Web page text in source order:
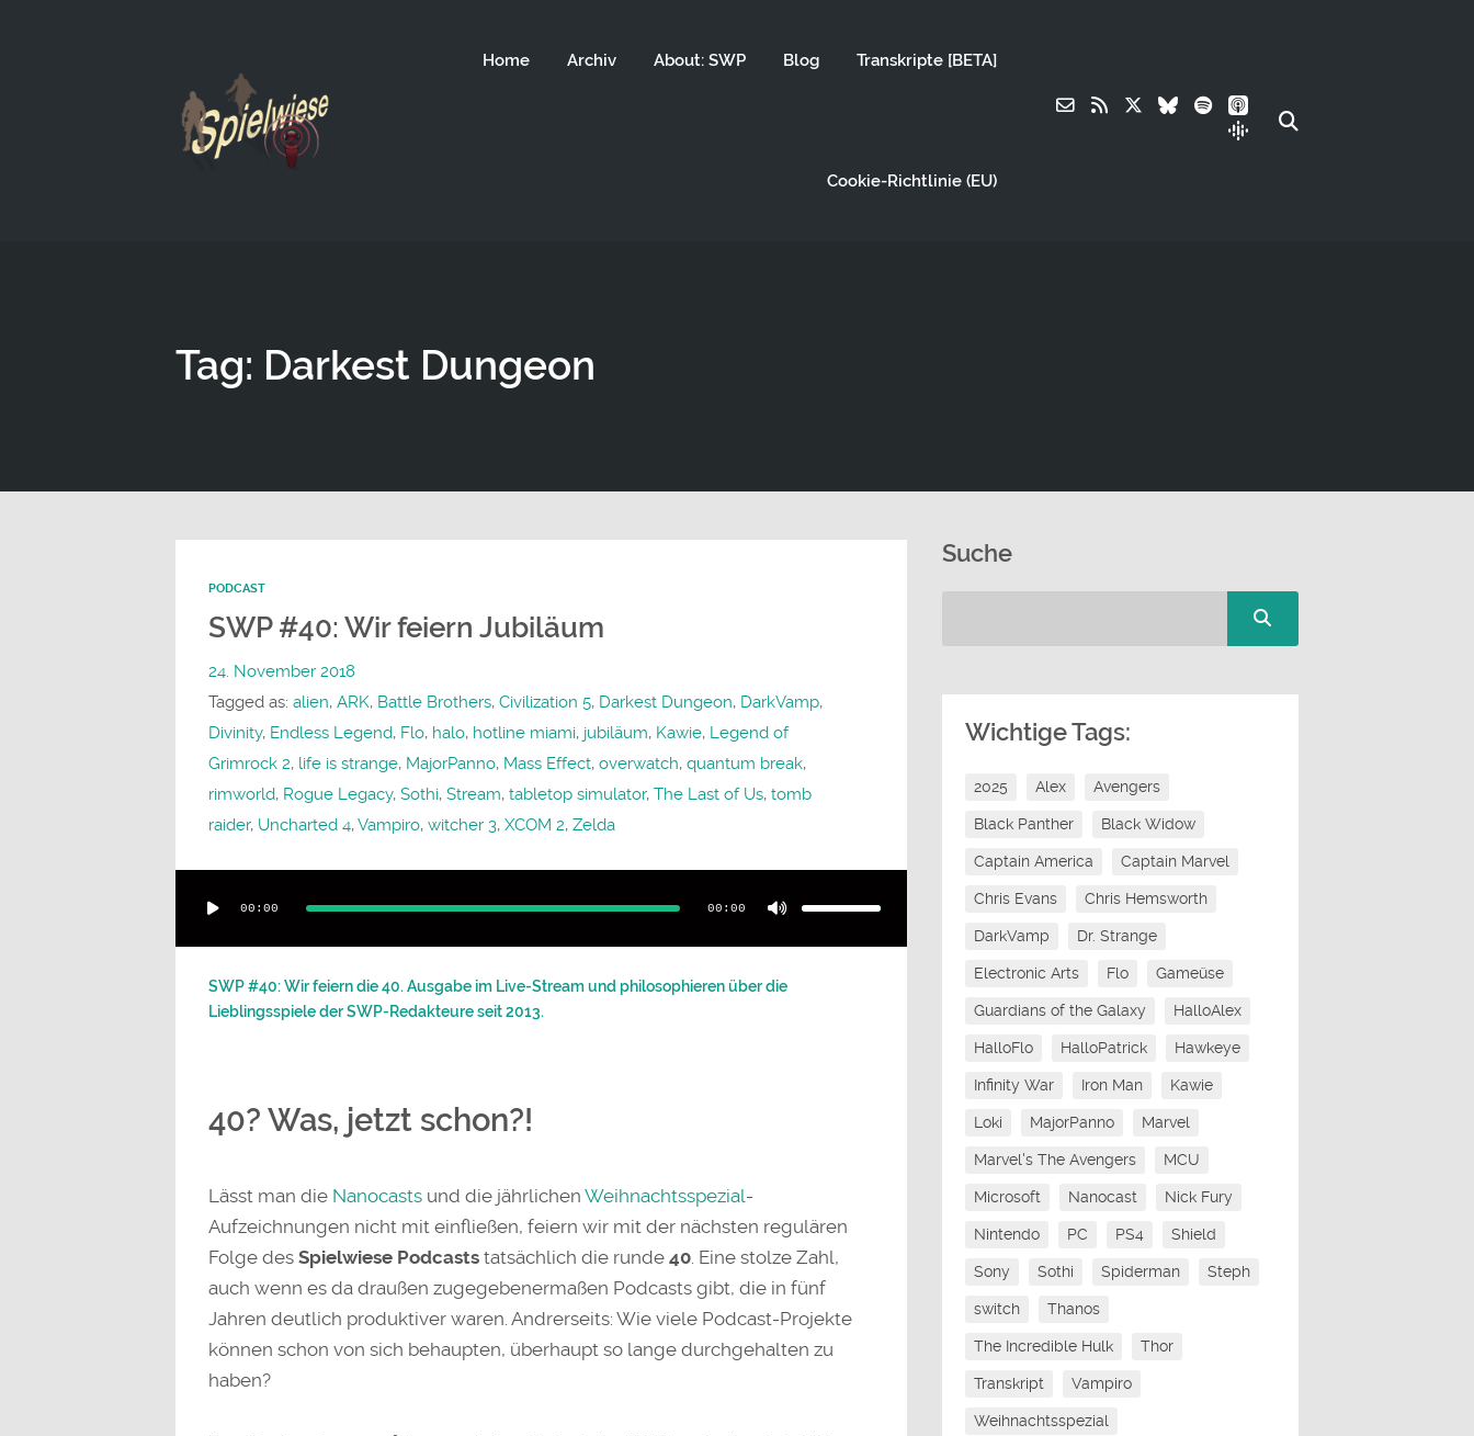
Home Archiv About: SWP Blog Transkripte [BETA]
Cookie-Richtlinie (EU)
Tag: Darkest Dungeon
PODCAST
SWP #40: Wir feiern Jubiläum
24. November 2018
Tagged as: alien, ARK, Battle Brothers, Civilization 5, Darkest Dungeon, DarkVamp,
Divinity, Endless Legend, Flo, halo, hotline miami, jubiläum, Kawie, Legend of
Grimrock 2, life is strange, MajorPanno, Mass Effect, overwatch, quantum break,
rimworld, Rogue Legacy, Sothi, Stream, tabletop simulator, The Last of Us, tomb
raider, Uncharted 4,Vampiro, witcher 3, XCOM 2, Zelda
Player
00:00 00:00
Pfeiltasten
um
zu
SWP #40: Wir feiern die 40. Ausgabe im Live-Stream und philosophieren über die
Lieblingsspiele der SWP-Redakteure seit 2013.
40? Was, jetzt schon?!
Lässt man die Nanocastsund die jährlichen Weihnachtsspezial-
Aufzeichnungen nicht mit einfließen, feiern wir mit der nächsten regulären
Folge des Spielwiese Podcaststatsächlich die runde 40. Eine stolze Zahl,
auch wenn es da draußen zugegebenermaßen Podcasts gibt, die in fünf
Jahren deutlich produktiver waren. Andrerseits: Wie viele Podcast-Projekte
können schon von sich behaupten, überhaupt so lange durchgehalten zu
haben?
Suche
Wichtige Tags:
2025 Alex Avengers
Black Panther Black Widow
Captain America Captain Marvel
Chris Evans Chris Hemsworth
DarkVamp Dr. Strange
Electronic Arts Flo Gameüse
Guardians of the Galaxy HalloAlex
HalloFlo HalloPatrick Hawkeye
Infinity War Iron Man Kawie
Loki MajorPanno Marvel
Marvel's The Avengers MCU
Microsoft Nanocast Nick Fury
Nintendo PC PS4 Shield
Sony Sothi Spiderman Steph
switch Thanos
The Incredible Hulk Thor
Transkript Vampiro
Weihnachtsspezial